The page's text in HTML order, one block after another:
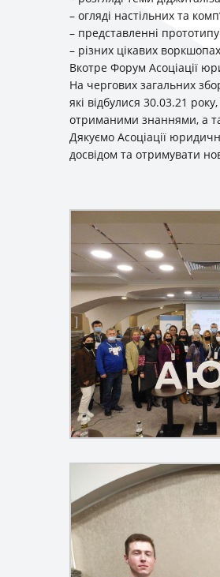
– огляді настільних та
– представленні
– різних цікавих
Вкотре Форум Асоціації
На чергових загальних
які відбулися 30.03.21
отриманими знаннями, а
Дякуємо Асоціації
досвідом та отримувати